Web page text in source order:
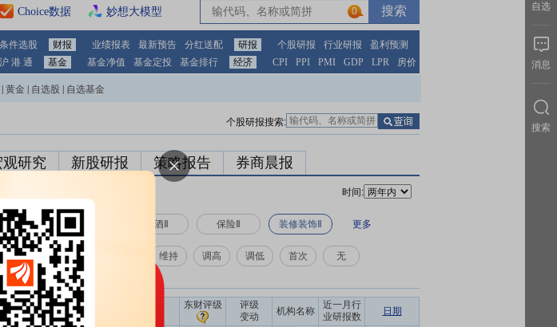
Choice数据 妙想大模型 0
条件选股 财报 业绩报表 最新预告 分红送配 研报 个股研报 行业研报
盈利预测
沪 港 通 基金 基金净值 基金定投 基金排行 经济 CPI PPI PMI GDP LPR 房价
黄金 自选股 自选基金
个股研报搜索:
观研究 新股研报 策略报告 券商晨报
时间:
装印刷 白酒Ⅱ 保险Ⅱ 装修装饰Ⅱ 更多
卖出 评级变动: 维持 调高 调低 首次 无
报告名称
东财评级
评级
变动
机构名称
近一月行
业研报数
日期
自选
消息
搜索